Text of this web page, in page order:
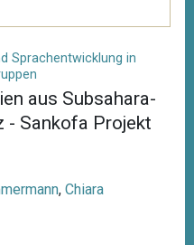
Sprachentwicklung in
aus Subsahara-
- Sankofa Projekt
, Chiara